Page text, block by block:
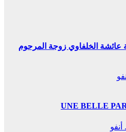
عائشة الخلفاوي زوجة المرحوم
UNE BELLE